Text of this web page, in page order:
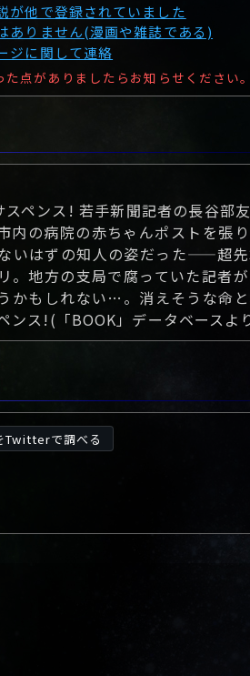
が他で登録されていました
ありません(漫画や雑誌である)
ジに関して連絡
点がありましたらお知らせください。
ペンス! 若手新聞記者の長谷部
の病院の赤ちゃんポストを張
いはずの知人の姿だった――超
地方の支局で腐っていた記者
かもしれない…。消えそうな命
ンス!(「BOOK」データベースよ
Twitterで調べる